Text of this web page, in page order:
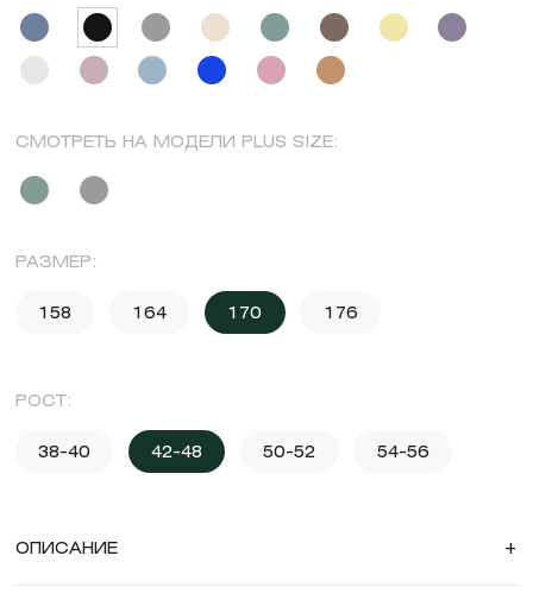
СМОТРЕТЬ НА МОДЕЛИ PLUS SIZE:
РАЗМЕР:
158 164 170 176
РОСТ:
38-40 42-48 50-52 54-56
ОПИСАНИЕ +